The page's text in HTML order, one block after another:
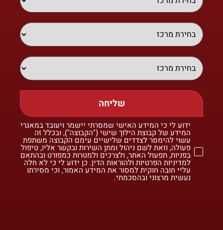
שליחה
ידוע לי כי המידע האישי שמסרתי יישמר ויעובד במאגרי
המידע של קבוצת הילוך שישי ("הקבוצה"), ובכלל זה
עשוי להימסר לצדדים שלישיים עימם הקבוצה משתפת
פעולה, וזאת לשם ניהול ומתן השירות ובקשר אליו, טיפול
בפניות, תפעול האתר, ולצרכים ולמטרות כמפורט ובהתאם
למדיניות הפרטיות ולהוראות הדין. כן ידוע לי כי לא חלה
עליי חובה חוקית למסור את המידע האמור, וכי מסירתו
נעשית מרצוני ובהסכמתי.